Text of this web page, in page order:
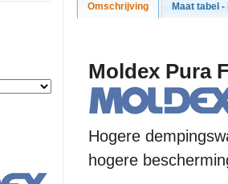
Omschrijving Maat tabel -
Moldex Pura
Hogere
hogere